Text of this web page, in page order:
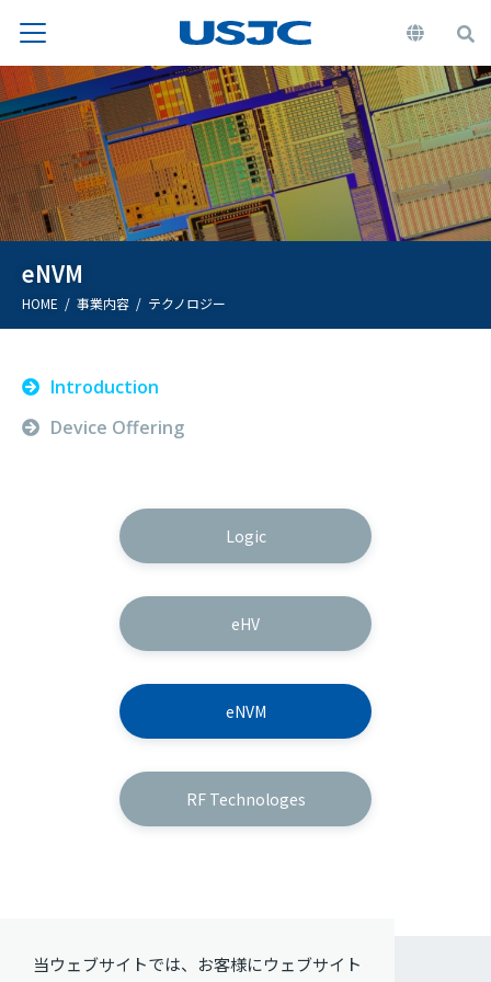
当ウェブサイトでは、お客様にウェブサイト
eNVM
HOME 事業内容 テクノロジー
Introduction
Device Offering
Logic
eHV
eNVM
RF Technologes